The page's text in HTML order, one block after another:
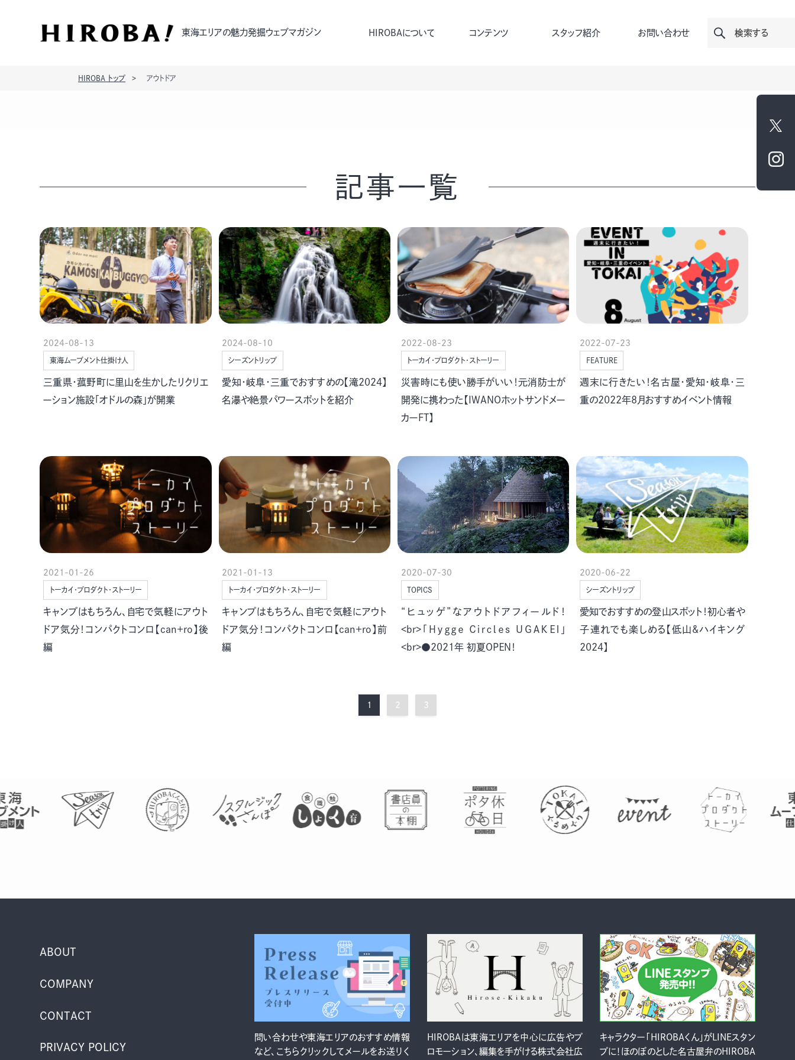
東海エリアの魅力発掘ウェブマガジン HIROBAについて コンテンツ スタッフ紹介 お問い合わせ 検索する
HIROBA トップ アウトドア
記事一覧
2024-08-13
東海ムーブメント仕掛け人
三重県・菰野町に里山を生かしたリクリエ
ーション施設「オドルの森」が開業
2024-08-10
シーズントリップ
愛知・岐阜・三重でおすすめの【滝2024】
名瀑や絶景パワースポットを紹介
2022-08-23
トーカイ・プロダクト・ストーリー
災害時にも使い勝手がいい！元消防士が
開発に携わった【IWANOホットサンドメー
カーFT】
2022-07-23
FEATURE
週末に行きたい！名古屋・愛知・岐阜・三
重の2022年8月おすすめイベント情報
2021-01-26
トーカイ・プロダクト・ストーリー
キャンプはもちろん、自宅で気軽にアウト
ドア気分！コンパクトコンロ【can+ro】後
編
2021-01-13
トーカイ・プロダクト・ストーリー
キャンプはもちろん、自宅で気軽にアウト
ドア気分！コンパクトコンロ【can+ro】前
編
2020-07-30
TOPICS
“ヒュッゲ”なアウトドアフィールド！
<br>「Hｙｇｇｅ Ｃｉｒｃｌｅｓ ＵＧＡＫＥＩ」
<br>●2021年 初夏ＯＰＥＮ！
2020-06-22
シーズントリップ
愛知でおすすめの登山スポット！初心者や
子連れでも楽しめる【低山&ハイキング
2024】
1 2 3
ABOUT
COMPANY
CONTACT
PRIVACY POLICY
問い合わせや東海エリアのおすすめ情報
など、こちらクリックしてメールをお送りく
HIROBAは東海エリアを中心に広告やプ
ロモーション、編集を手がける株式会社広
キャラクター「HIROBAくん」がLINEスタン
プに！ほのぼのとした名古屋弁のHIROBA